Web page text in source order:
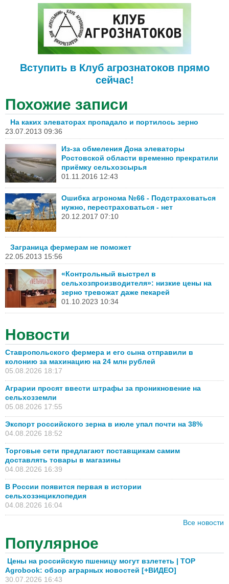
Вступить в Клуб агрознатоков прямо
сейчас!
Похожие записи
На каких элеваторах пропадало и портилось зерно
23.07.2013 09:36
Из-за обмеления Дона элеваторы
Ростовской области временно прекратили
приёмку сельхозсырья
01.11.2016 12:43
Ошибка агронома №66 - Подстраховаться
нужно, перестраховаться - нет
20.12.2017 07:10
Заграница фермерам не поможет
22.05.2013 15:56
«Контрольный выстрел в
сельхозпроизводителя»: низкие цены на
зерно тревожат даже пекарей
01.10.2023 10:34
Новости
Ставропольского фермера и его сына отправили в
колонию за махинацию на 24 млн рублей
05.08.2026 18:17
Аграрии просят ввести штрафы за проникновение на
сельхозземли
05.08.2026 17:55
Экспорт российского зерна в июле упал почти на 38%
04.08.2026 18:52
Торговые сети предлагают поставщикам самим
доставлять товары в магазины
04.08.2026 16:39
В России появится первая в истории
сельхозэнциклопедия
04.08.2026 16:04
Все новости
Популярное
Цены на российскую пшеницу могут взлететь | TOP
Agrobook: обзор аграрных новостей [+ВИДЕО]
30.07.2026 16:43